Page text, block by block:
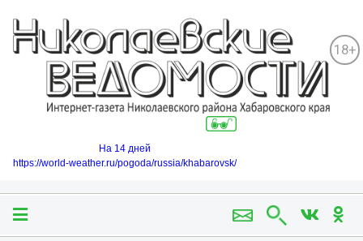
18+
На 14 дней
https://world-weather.ru/pogoda/russia/khabarovsk/